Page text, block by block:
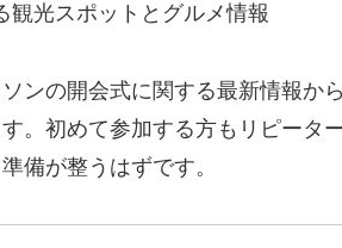
観光スポットとグルメ情報
ンの開会式に関する最新情報か
。初めて参加する方もリピータ
備が整うはずです。